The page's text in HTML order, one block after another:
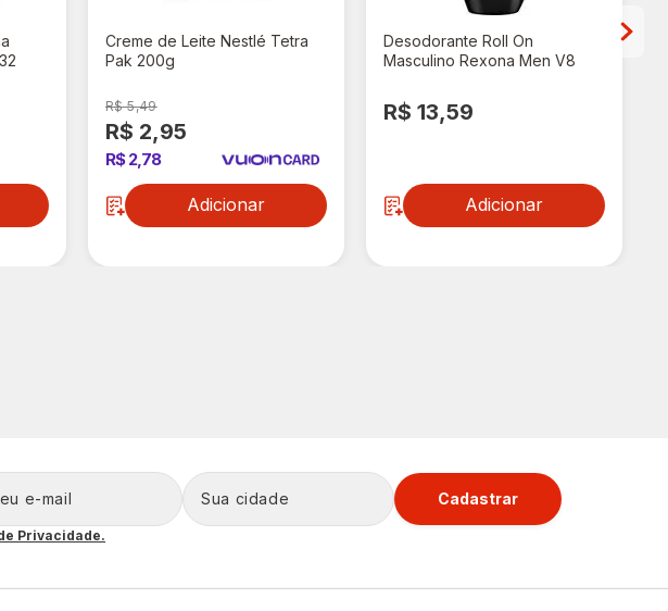
Creme de Leite Nestlé Tetra
Pak 200g
R$ 5,49
R$ 2,95
R$ 2,78
Adicionar
Desodorante Roll On
Masculino Rexona Men V8
R$ 13,59
Adicionar
Cadastrar
Privacidade.